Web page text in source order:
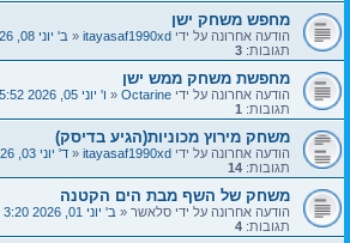
מחפש משחק ישן
הודעה אחרונה על ידי itayasaf1990xd
«ב' יוני 08, 2026 8:30 pm
תגובות: 3
מחפשת משחק ממש ישן
הודעה אחרונה על ידי Octarine
«ו' יוני 05, 2026 5:52 pm
תגובות: 1
משחק מירוץ מכוניות(הגיע בדיסק)
הודעה אחרונה על ידי itayasaf1990xd
«ד' יוני 03, 2026 12:37 am
תגובות: 14
משחק של השף מבת הים הקטנה
הודעה אחרונה על ידי סלאשר«ב' יוני 01, 2026 3:20 pm
תגובות: 4